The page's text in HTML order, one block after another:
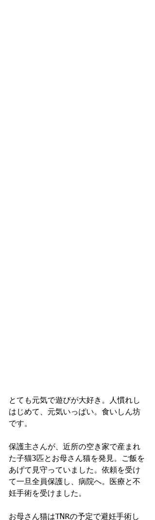
とても元気で遊びが大好き。人慣れし
はじめて、元気いっぱい。食いしん坊
です。
保護主さんが、近所の空き家で産まれ
た子猫3匹とお母さん猫を発見。ご飯を
あげて見守っていました。依頼を受け
て一旦全員保護し、病院へ。医療と不
妊手術を受けました。
お母さん猫はTNRの予定で避妊手術し